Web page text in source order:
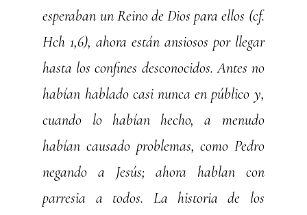
esperaban un Reino de Dios para ellos (cf.
Hch 1,6), ahora están ansiosos por llegar
hasta los confines desconocidos. Antes no
habían hablado casi nunca en público y,
cuando lo habían hecho, a menudo
habían causado problemas, como Pedro
negando a Jesús; ahora hablan con
parresia a todos. La historia de los